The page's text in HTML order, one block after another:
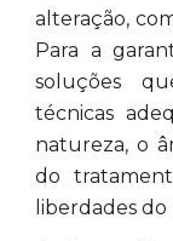
alteração,
Para a
soluções
técnicas
natureza, o
do
liberdades do